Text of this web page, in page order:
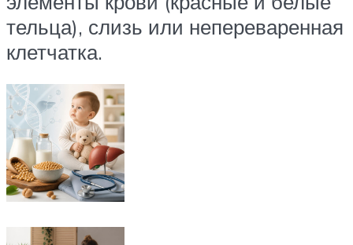
тельца), слизь или непереваренная
клетчатка.